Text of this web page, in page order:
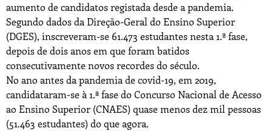
aumento de candidatos registada desde a pandemia.
Segundo dados da Direção-Geral do Ensino Superior
(DGES), inscreveram-se 61.473 estudantes nesta 1.ª fase,
depois de dois anos em que foram batidos
consecutivamente novos recordes do século.
No ano antes da pandemia de covid-19, em 2019,
candidataram-se à 1.ª fase do Concurso Nacional de Acesso
ao Ensino Superior (CNAES) quase menos dez mil pessoas
(51.463 estudantes) do que agora.